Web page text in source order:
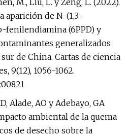
M., Liu, L. y Zeng, L. (2022).
aparición de N-(1,3-
(6PPD) y
generalizados
de China. Cartas de ciencia
9(12), 1056-1062.
Alade, AO y Adebayo, GA
ambiental de la quema
de desecho sobre la